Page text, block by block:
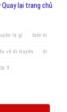
Quay lại trang chủ
là gì biến dị
về di truyền di
9